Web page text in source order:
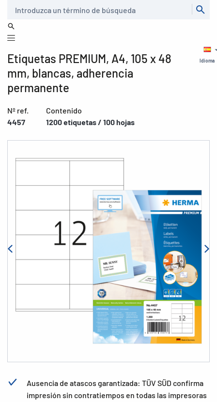
Idioma
Etiquetas PREMIUM, A4, 105 x 48
mm, blancas, adherencia
permanente
Nº ref.
4457
Contenido
1200 etiquetas / 100 hojas
Ausencia de atascos garantizada: TÜV SÜD confirma
impresión sin contratiempos en todas las impresoras